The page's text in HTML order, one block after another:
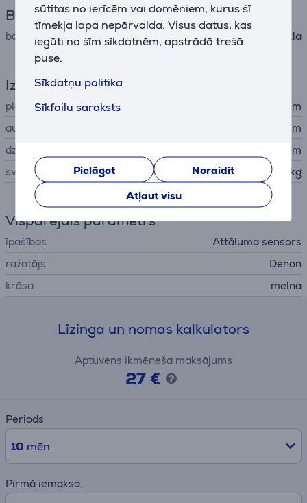
sūtītas no ierīcēm vai domēniem, kurus šī
tīmekļa lapa nepārvalda. Visus datus, kas
iegūti no šīm sīkdatnēm, apstrādā trešā
puse.
Sīkdatņu politika
Sīkfailu saraksts
Pielāgot
Noraidīt
Atļaut visu
Barošana
barošana no tīkla
Izmēri
platums
12 cm
augstums
18,7 cm
dziļums
12 cm
svars
1,7 kg
Vispārējais parametrs
īpašības
Attāluma sensors
ražotājs
Denon
krāsa
melna
Līzinga un nomas kalkulators
Aptuvens ikmēneša maksājums
27 €
Periods
10 mēn.
Pirmā iemaksa